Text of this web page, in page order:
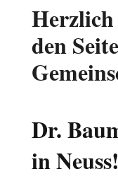
den
Dr.
in Neuss!